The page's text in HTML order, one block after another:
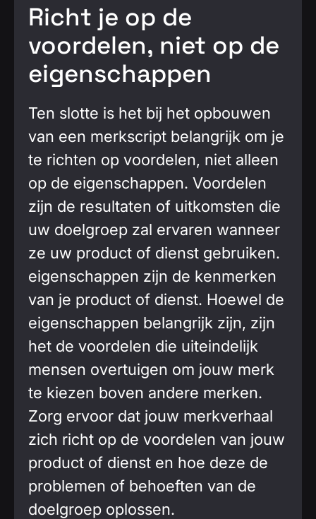
Richt je op de
voordelen, niet op de
eigenschappen
Ten slotte is het bij het opbouwen
van een merkscript belangrijk om je
te richten op voordelen, niet alleen
op de eigenschappen. Voordelen
zijn de resultaten of uitkomsten die
uw doelgroep zal ervaren wanneer
ze uw product of dienst gebruiken.
eigenschappen zijn de kenmerken
van je product of dienst. Hoewel de
eigenschappen belangrijk zijn, zijn
het de voordelen die uiteindelijk
mensen overtuigen om jouw merk
te kiezen boven andere merken.
Zorg ervoor dat jouw merkverhaal
zich richt op de voordelen van jouw
product of dienst en hoe deze de
problemen of behoeften van de
doelgroep oplossen.